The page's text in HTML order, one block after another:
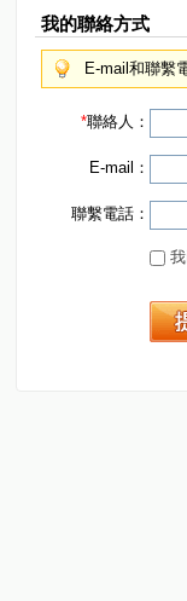
我的聯絡方式
E-mail和聯繫
*聯絡人：
E-mail：
聯繫電話：